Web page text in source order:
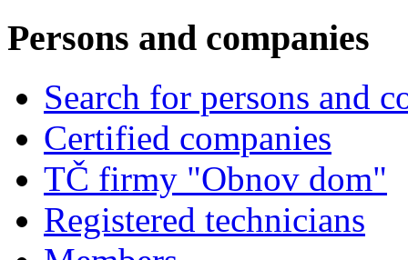
Persons and companies
Search for persons and
Certified companies
TČ firmy "Obnov dom"
Registered technicians